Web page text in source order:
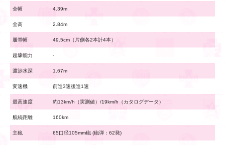
全幅 4.39m
全高 2.84m
履帯幅 49.5cm（片側各2本計4本）
超壕能力 -
渡渉水深 1.67m
変速機 前進3速後進1速
最高速度 約13km/h（実測値）/19km/h（カタログデータ）
航続距離 160km
主砲 65口径105mm砲 (砲弾：62発)